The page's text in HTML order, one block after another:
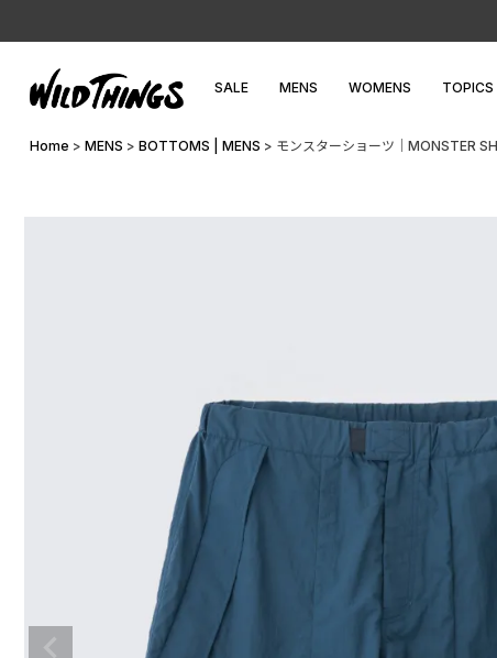
SALE MENS WOMENS TOPICS
Home MENS BOTTOMS | MENS モンスターショーツ│MONSTER